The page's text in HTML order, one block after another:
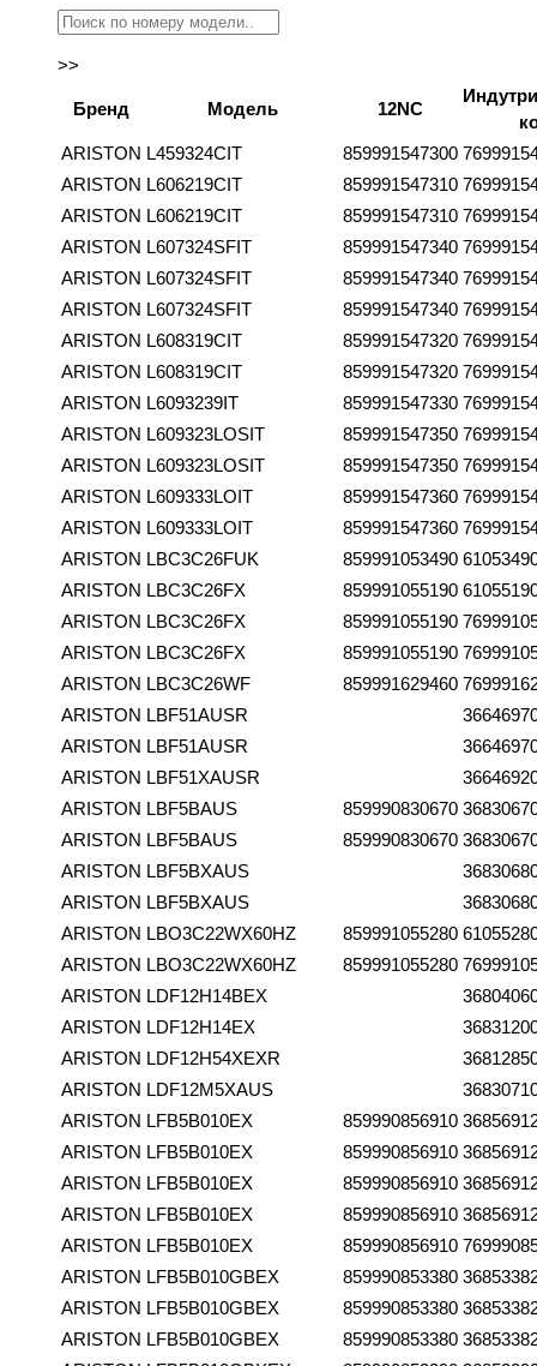
>>
Бренд Модель 12NC
ARISTON L459324CIT 859991547300
ARISTON L606219CIT 859991547310
ARISTON L606219CIT 859991547310
ARISTON L607324SFIT 859991547340
ARISTON L607324SFIT 859991547340
ARISTON L607324SFIT 859991547340
ARISTON L608319CIT 859991547320
ARISTON L608319CIT 859991547320
ARISTON L6093239IT 859991547330
ARISTON L609323LOSIT 859991547350
ARISTON L609323LOSIT 859991547350
ARISTON L609333LOIT 859991547360
ARISTON L609333LOIT 859991547360
ARISTON LBC3C26FUK 859991053490
ARISTON LBC3C26FX 859991055190
ARISTON LBC3C26FX 859991055190
ARISTON LBC3C26FX 859991055190
ARISTON LBC3C26WF 859991629460
ARISTON LBF51AUSR
ARISTON LBF51AUSR
ARISTON LBF51XAUSR
ARISTON LBF5BAUS 859990830670
ARISTON LBF5BAUS 859990830670
ARISTON LBF5BXAUS
ARISTON LBF5BXAUS
ARISTON LBO3C22WX60HZ 859991055280
ARISTON LBO3C22WX60HZ 859991055280
ARISTON LDF12H14BEX
ARISTON LDF12H14EX
ARISTON LDF12H54XEXR
ARISTON LDF12M5XAUS
ARISTON LFB5B010EX 859990856910
ARISTON LFB5B010EX 859990856910
ARISTON LFB5B010EX 859990856910
ARISTON LFB5B010EX 859990856910
ARISTON LFB5B010EX 859990856910
ARISTON LFB5B010GBEX 859990853380
ARISTON LFB5B010GBEX 859990853380
ARISTON LFB5B010GBEX 859990853380